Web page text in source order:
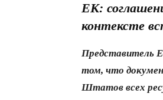
ЕК:
контексте
Представитель
том, что
Штатов всех